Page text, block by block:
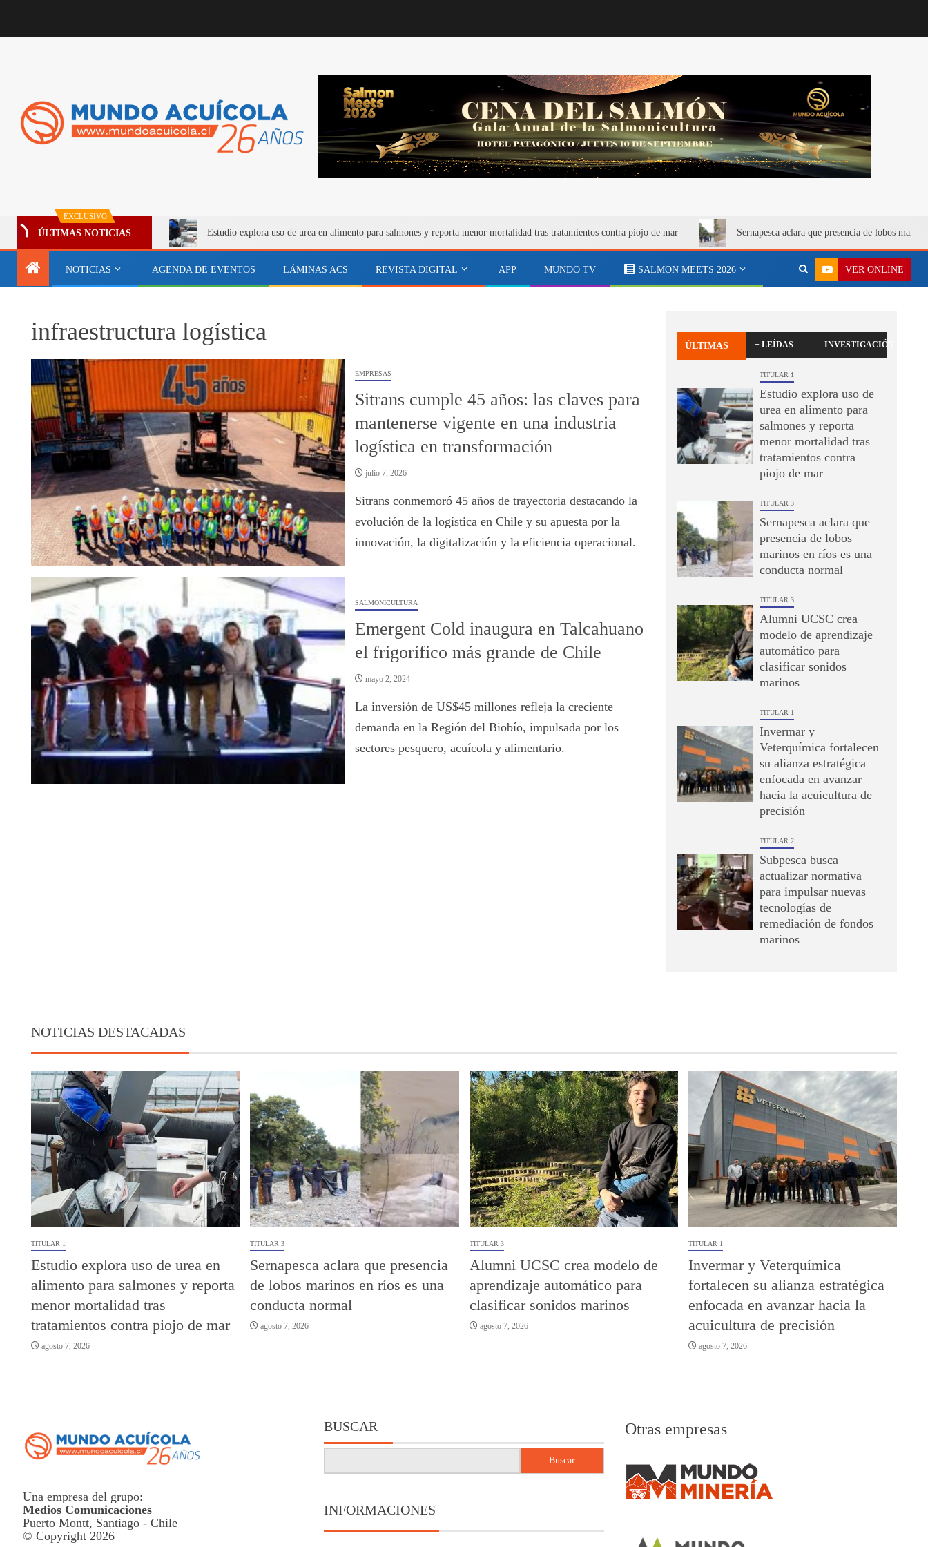
EXCLUSIVO
ÚLTIMAS NOTICIAS Estudio explora uso de urea en alimento para salmones y reporta menor mortalidad tras tratamientos contra piojo de mar Sernapesca aclara que presencia de lobos
NOTICIAS AGENDA DE EVENTOS LÁMINAS ACS REVISTA DIGITAL APP MUNDO TV SALMON MEETS 2026 VER ONLINE
infraestructura logística
EMPRESAS
Sitrans cumple 45 años: las claves para
mantenerse vigente en una industria
logística en transformación
julio 7, 2026
Sitrans conmemoró 45 años de trayectoria destacando la
evolución de la logística en Chile y su apuesta por la
innovación, la digitalización y la eficiencia operacional.
SALMONICULTURA
Emergent Cold inaugura en Talcahuano
el frigorífico más grande de Chile
mayo 2, 2024
La inversión de US$45 millones refleja la creciente
demanda en la Región del Biobío, impulsada por los
sectores pesquero, acuícola y alimentario.
ÚLTIMAS + LEÍDAS INVESTIGACIÓN
TITULAR 1
Estudio explora uso de
urea en alimento para
salmones y reporta
menor mortalidad tras
tratamientos contra
piojo de mar
TITULAR 3
Sernapesca aclara que
presencia de lobos
marinos en ríos es una
conducta normal
TITULAR 3
Alumni UCSC crea
modelo de aprendizaje
automático para
clasificar sonidos
marinos
TITULAR 1
Invermar y
Veterquímica fortalecen
su alianza estratégica
enfocada en avanzar
hacia la acuicultura de
precisión
TITULAR 2
Subpesca busca
actualizar normativa
para impulsar nuevas
tecnologías de
remediación de fondos
marinos
NOTICIAS DESTACADAS
TITULAR 1
Estudio explora uso de urea en
alimento para salmones y reporta
menor mortalidad tras
tratamientos contra piojo de mar
agosto 7, 2026
TITULAR 3
Sernapesca aclara que presencia
de lobos marinos en ríos es una
conducta normal
agosto 7, 2026
TITULAR 3
Alumni UCSC crea modelo de
aprendizaje automático para
clasificar sonidos marinos
agosto 7, 2026
TITULAR 1
Invermar y Veterquímica
fortalecen su alianza estratégica
enfocada en avanzar hacia la
acuicultura de precisión
agosto 7, 2026
Una empresa del grupo:
Medios Comunicaciones
Puerto Montt, Santiago - Chile
© Copyright 2026
BUSCAR
Buscar
INFORMACIONES
Otras empresas